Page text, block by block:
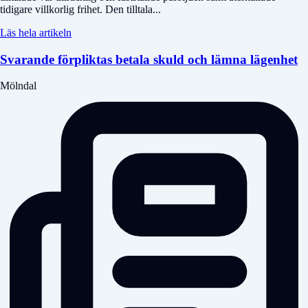
tidigare villkorlig frihet. Den tilltala...
Läs hela artikeln
Svarande förpliktas betala skuld och lämna lägenhet
Mölndal